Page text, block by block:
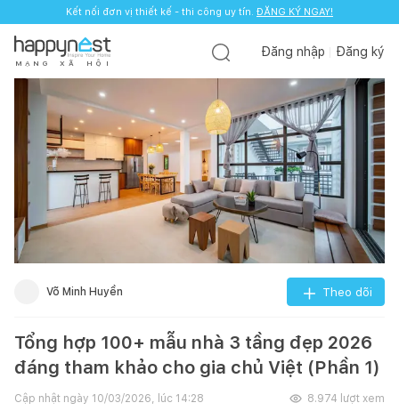
Kết nối đơn vị thiết kế - thi công uy tín. ĐĂNG KÝ NGAY!
M Ạ N G X Ã H Ộ I
Đăng nhập Đăng ký
Võ Minh Huyền Theo dõi
Tổng hợp 100+ mẫu nhà 3 tầng đẹp 2026
đáng tham khảo cho gia chủ Việt (Phần 1)
Cập nhật ngày 10/03/2026, lúc 14:28 8.974 lượt xem